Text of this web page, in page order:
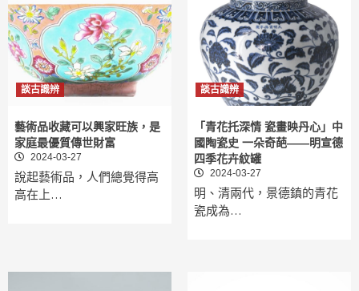
談古識辨
藝術品收藏可以興家旺族，是
家庭最優質傳世財富
2024-03-27
說起藝術品，人們總覺得高
高在上…
談古識辨
「青花托深情 瓷畫映丹心」中
國陶瓷史 一朵奇葩——明宣德
四季花卉紋罐
2024-03-27
明、清兩代，景德鎮的青花
瓷成為…